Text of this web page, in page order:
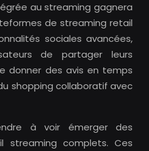
au streaming gagnera
de streaming retail
sociales avancées,
de partager leurs
donner des avis en temps
shopping collaboratif avec
à voir émerger des
streaming complets. Ces